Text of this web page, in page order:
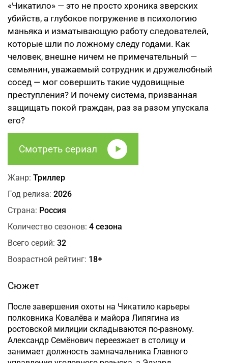
«Чикатило» — это не просто хроника зверских
убийств, а глубокое погружение в психологию
маньяка и изматывающую работу следователей,
которые шли по ложному следу годами. Как
человек, внешне ничем не примечательный —
семьянин, уважаемый сотрудник и дружелюбный
сосед — мог совершить такие чудовищные
преступления? И почему система, призванная
защищать покой граждан, раз за разом упускала
его?
Смотреть сериал
Жанр: Триллер
Год релиза: 2026
Страна: Россия
Количество сезонов: 4 сезона
Всего серий: 32
Возрастной рейтинг: 18+
Сюжет
После завершения охоты на Чикатило карьеры
полковника Ковалёва и майора Липягина из
ростовской милиции складываются по-разному.
Александр Семёнович переезжает в столицу и
занимает должность замначальника Главного